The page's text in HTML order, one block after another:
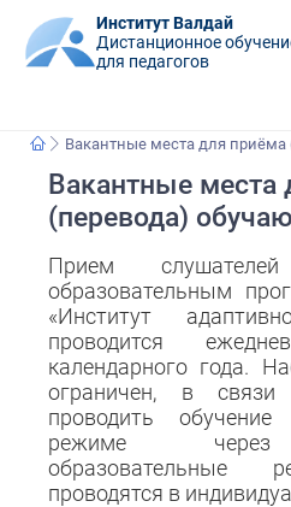
Институт Валдай
Дистанционное
для педагогов
Вакантные места для
Вакантные места
(перевода)
Прием
образовательным
«Институт
проводится
календарного года.
ограничен, в
проводить
режиме через
образовательные
проводятся в